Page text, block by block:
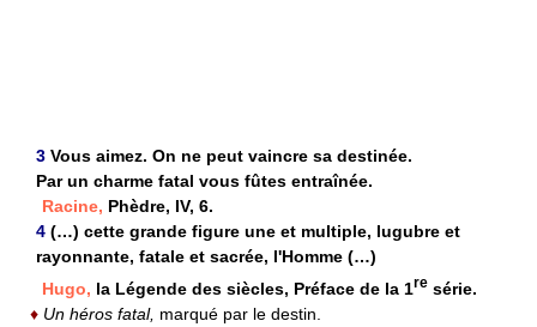
3 Vous aimez. On ne peut vaincre sa destinée.
Par un charme fatal vous fûtes entraînée.
Racine, Phèdre, IV, 6.
4 (…) cette grande figure une et multiple, lugubre et
rayonnante, fatale et sacrée, l'Homme (…)
Hugo, la Légende des siècles, Préface de la 1re série.
♦ Un héros fatal, marqué par le destin.